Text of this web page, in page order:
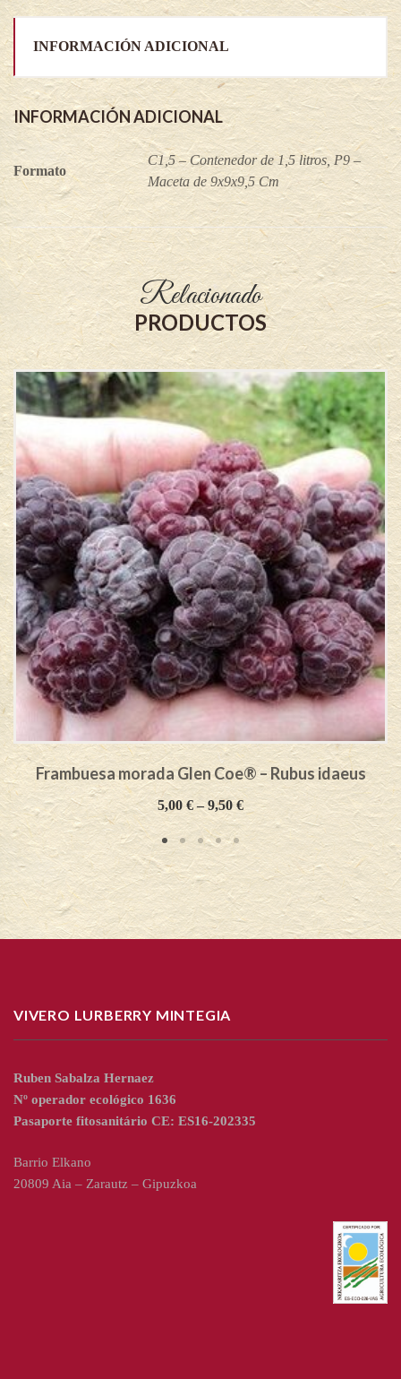
INFORMACIÓN ADICIONAL
INFORMACIÓN ADICIONAL
Formato
C1,5 – Contenedor de 1,5 litros, P9 –
Maceta de 9x9x9,5 Cm
Relacionado
PRODUCTOS
Frambuesa morada Glen Coe® – Rubus idaeus
5,00 €–9,50 €
VIVERO LURBERRY MINTEGIA
Ruben Sabalza Hernaez
Nº operador ecológico 1636
Pasaporte fitosanitário CE: ES16-202335
Barrio Elkano
20809 Aia – Zarautz – Gipuzkoa